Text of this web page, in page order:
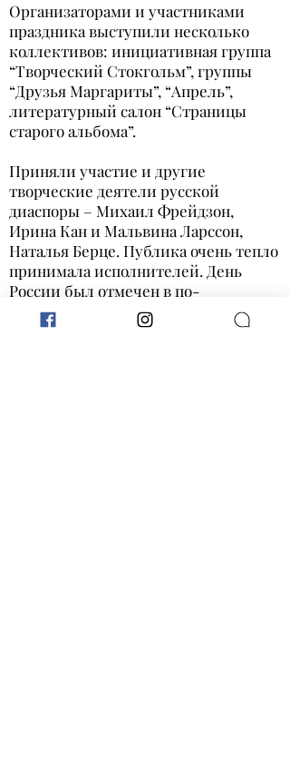
Организаторами и участниками
праздника выступили несколько
коллективов: инициативная группа
“Творческий Стокгольм”, группы
“Друзья Маргариты”, “Апрель”,
литературный салон “Страницы
старого альбома”.
Приняли участие и другие
творческие деятели русской
диаспоры – Михаил Фрейдзон,
Ирина Кан и Мальвина Ларссон,
Наталья Берце. Публика очень тепло
принимала исполнителей. День
России был отмечен в по-
настоящему тёплой, дружественной
обстановке. Огромная благодарность